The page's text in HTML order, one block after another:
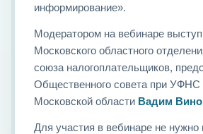
информирование».
Модератором на вебинаре
Московского областного
союза налогоплательщиков,
Общественного совета при УФНС
Московской области Вадим
Для участия в вебинаре не нужно